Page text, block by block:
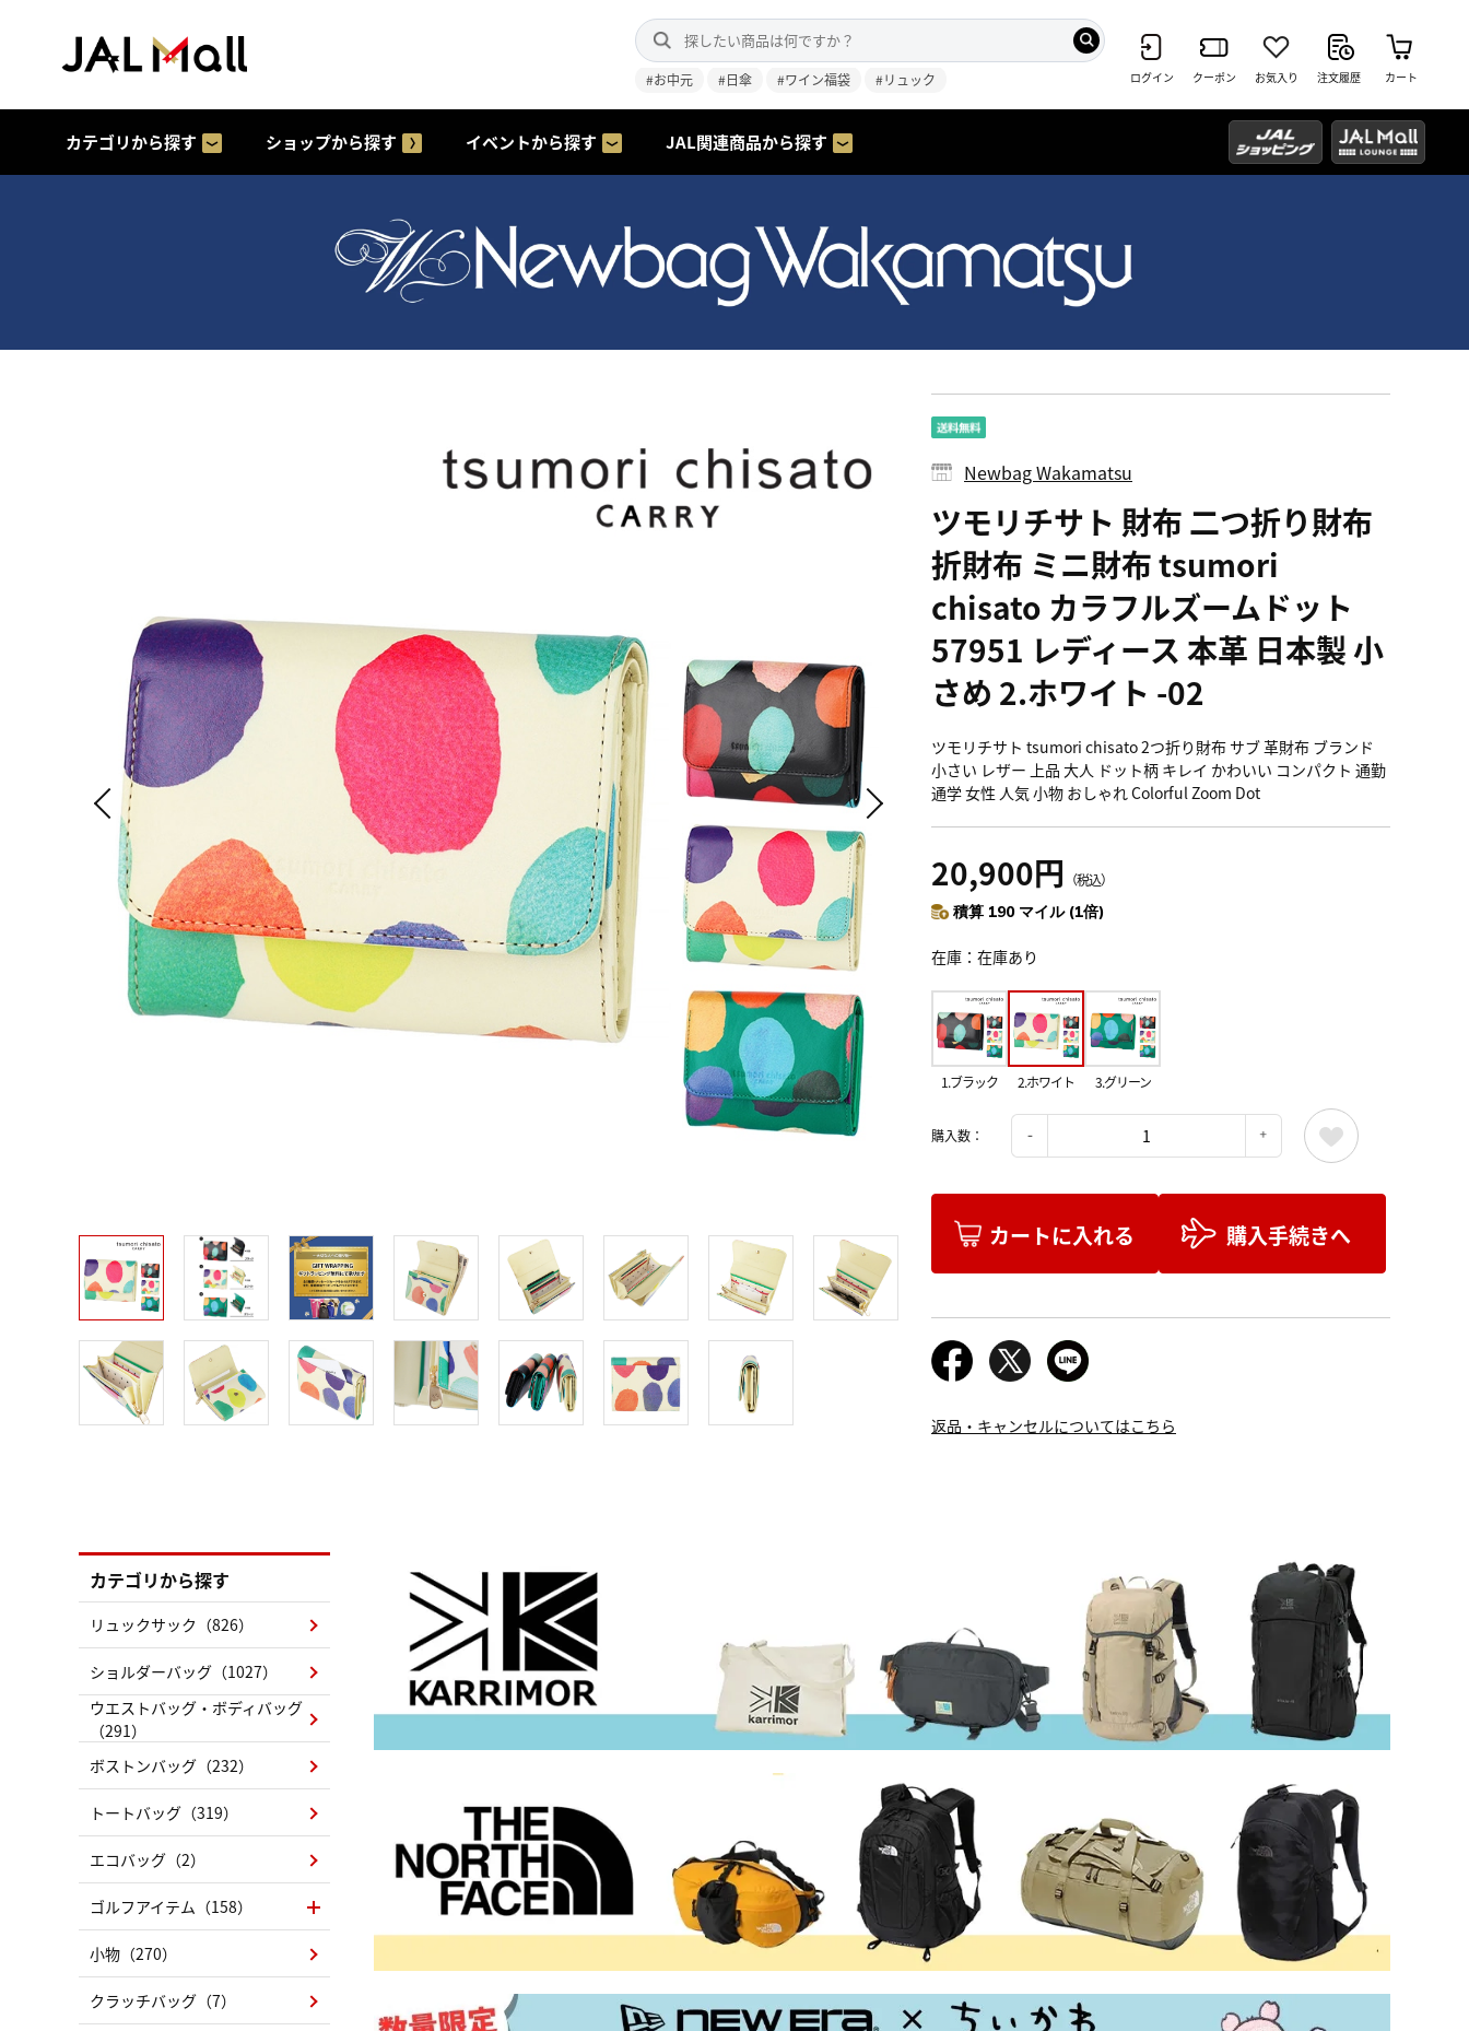
#お中元 #日傘 #ワイン福袋 #リュック ログイン クーポン お気入り 注文履歴 カート
カテゴリから探す ショップから探す イベントから探す JAL関連商品から探す
Newbag Wakamatsu
ツモリチサト 財布 二つ折り財布
折財布 ミニ財布 tsumori
chisato カラフルズームドット
57951 レディース 本革 日本製 小
さめ 2.ホワイト -02
ツモリチサト tsumori chisato 2つ折り財布 サブ 革財布 ブランド
小さい レザー 上品 大人 ドット柄 キレイ かわいい コンパクト 通勤
通学 女性 人気 小物 おしゃれ Colorful Zoom Dot
20,900円 （税込）
積算 190 マイル (1倍)
在庫 在庫あり
1.ブラック 2.ホワイト 3.グリーン
購入数：
カートに入れる 購入手続きへ
返品・キャンセルについてはこちら
カテゴリから探す
リュックサック（826）
ショルダーバッグ（1027）
ウエストバッグ・ボディバッグ
（291）
ボストンバッグ（232）
トートバッグ（319）
エコバッグ（2）
ゴルフアイテム（158）
小物（270）
クラッチバッグ（7）